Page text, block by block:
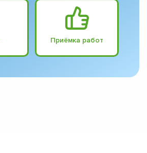
Приёмка работ